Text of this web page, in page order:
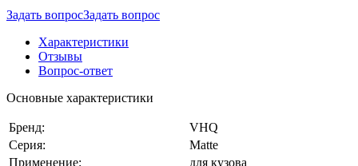
Задать вопросЗадать вопрос
Характеристики
Отзывы
Вопрос-ответ
Основные характеристики
Бренд:
VHQ
Серия:
Matte
Применение:
для кузова